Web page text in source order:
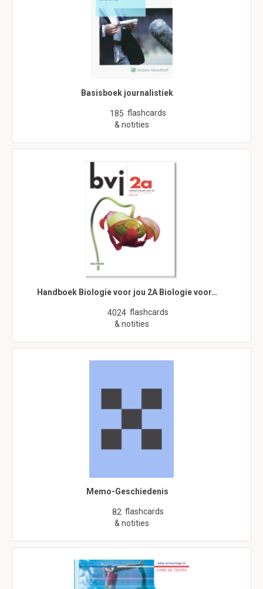
Basisboek journalistiek
185 flashcards
& notities
Handboek Biologie voor jou 2A Biologie voor…
4024 flashcards
& notities
Memo-Geschiedenis
82 flashcards
& notities